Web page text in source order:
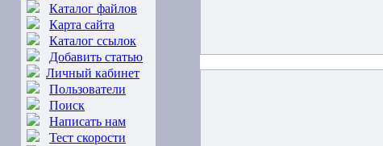
Каталог файлов
Карта сайта
Каталог ссылок
Добавить статью
Личный кабинет
Пользователи
Поиск
Написать нам
Тест скорости